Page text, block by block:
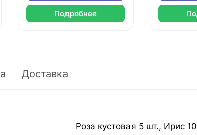
Подробнее
Доставка
Роза кустовая 5 шт., Ирис